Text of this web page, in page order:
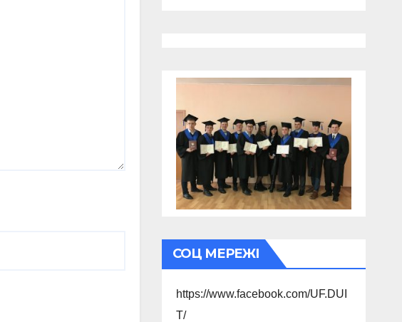
СОЦ МЕРЕЖІ
https://www.facebook.com/UF.DUI
T/